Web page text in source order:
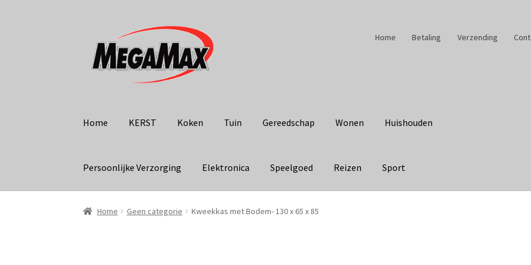
door
naar
naar
Home Betaling Verzending
Home KERST Koken Tuin Gereedschap Wonen Huishouden
Persoonlijke Verzorging Elektronica Speelgoed Reizen Sport
Home Geen categorie Kweekkas met Bodem- 130 x 65 x 85